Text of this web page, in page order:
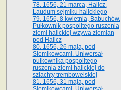
78. 1656, 21 marca, Halicz.
Laudum sejmiku halickiego
79. 1656, 8 kwietnia, Babuchów.
Pułkownik pospolitego ruszenia
ziemi halickiej wzywa ziemian
pod Halicz
80. 1656, 26 maja, pod
Siemikowcami. Uniwersał
pułkownika pospolitego
ruszenia ziemi halickiej do
szlachty trembowelskiej
81. 1656, 31 maja, pod